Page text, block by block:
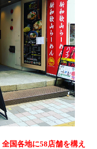
全国各地に58店舗を構え